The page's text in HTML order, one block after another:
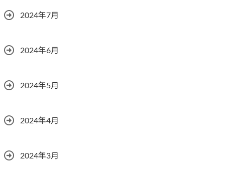
2024年7月
2024年6月
2024年5月
2024年4月
2024年3月